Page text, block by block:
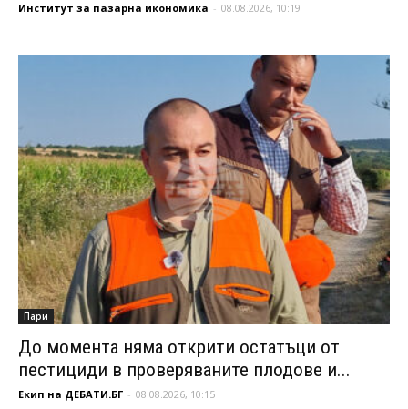
Институт за пазарна икономика - 08.08.2026, 10:19
Пари
До момента няма открити остатъци от
пестициди в проверяваните плодове и...
Екип на ДЕБАТИ.БГ - 08.08.2026, 10:15